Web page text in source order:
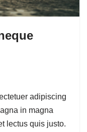
adipiscing
in magna
lectus quis justo.